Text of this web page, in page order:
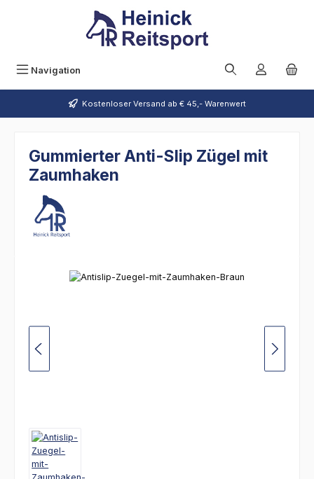
Zum Hauptinhalt springen
Navigation
Kostenloser Versand ab € 45,- Warenwert
Gummierter Anti-Slip Zügel mit
Zaumhaken
Bildergalerie überspringen